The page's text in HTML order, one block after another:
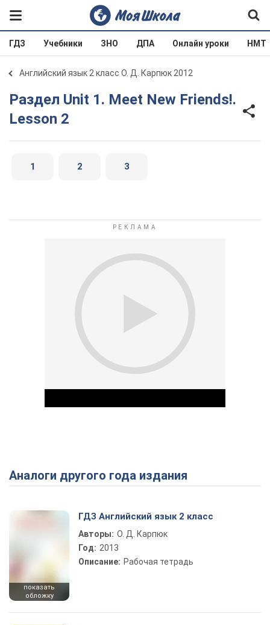
ГДЗ Учебники ЗНО ДПА Онлайн уроки НМТ
Английский язык 2 класс О. Д. Карпюк 2012
Раздел Unit 1. Meet New Friends!.
Lesson 2
1 2 3
Play Video
Аналоги другого года издания
показать
обложку
ГДЗ Английский язык 2 класс
Авторы: О. Д. Карпюк
Год: 2013
Описание: Рабочая тетрадь